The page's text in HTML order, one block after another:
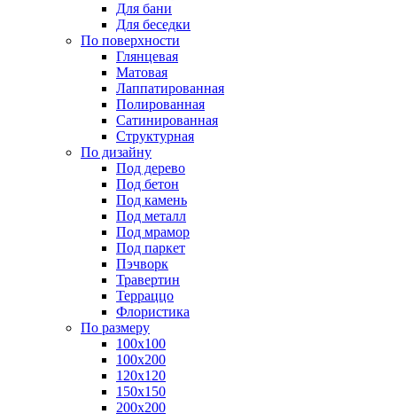
Для бани
Для беседки
По поверхности
Глянцевая
Матовая
Лаппатированная
Полированная
Сатинированная
Структурная
По дизайну
Под дерево
Под бетон
Под камень
Под металл
Под мрамор
Под паркет
Пэчворк
Травертин
Терраццо
Флористика
По размеру
100х100
100х200
120х120
150х150
200х200